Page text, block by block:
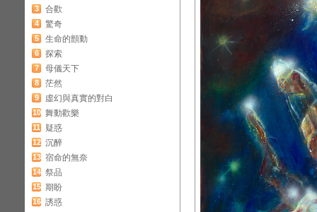
3 合歡
4 驚奇
5 生命的顫動
6 探索
7 母儀天下
8 茫然
9 虛幻與真實的對白
10 舞動歡樂
11 疑惑
12 沉醉
13 宿命的無奈
14 祭品
15 期盼
16 誘惑